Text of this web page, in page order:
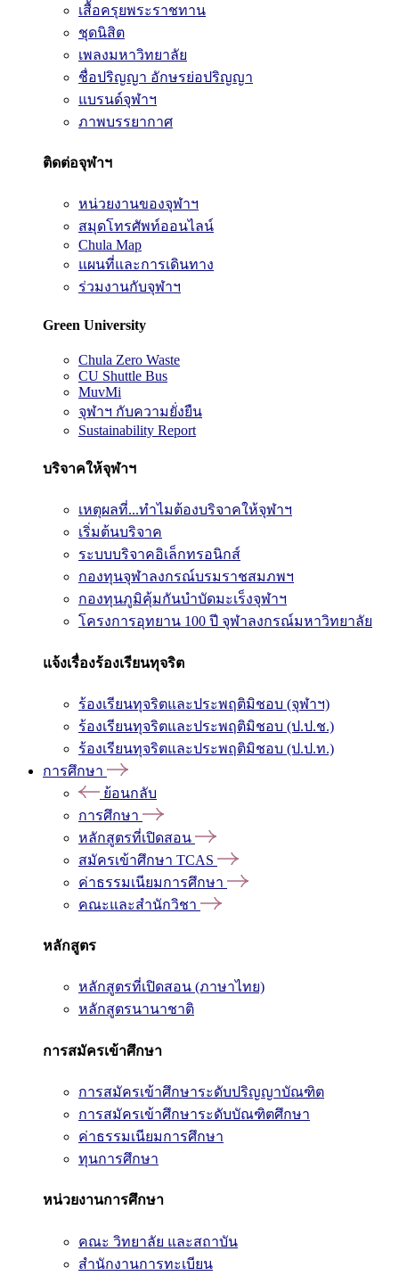
เสื้อครุยพระราชทาน
ชุดนิสิต
เพลงมหาวิทยาลัย
ชื่อปริญญา อักษรย่อปริญญา
แบรนด์จุฬาฯ
ภาพบรรยากาศ
ติดต่อจุฬาฯ
หน่วยงานของจุฬาฯ
สมุดโทรศัพท์ออนไลน์
Chula Map
แผนที่และการเดินทาง
ร่วมงานกับจุฬาฯ
Green University
Chula Zero Waste
CU Shuttle Bus
MuvMi
จุฬาฯ กับความยั่งยืน
Sustainability Report
บริจาคให้จุฬาฯ
เหตุผลที่...ทำไมต้องบริจาคให้จุฬาฯ
เริ่มต้นบริจาค
ระบบบริจาคอิเล็กทรอนิกส์
กองทุนจุฬาลงกรณ์บรมราชสมภพฯ
กองทุนภูมิคุ้มกันบำบัดมะเร็งจุฬาฯ
โครงการอุทยาน 100 ปี จุฬาลงกรณ์มหาวิทยาลัย
แจ้งเรื่องร้องเรียนทุจริต
ร้องเรียนทุจริตและประพฤติมิชอบ (จุฬาฯ)
ร้องเรียนทุจริตและประพฤติมิชอบ (ป.ป.ช.)
ร้องเรียนทุจริตและประพฤติมิชอบ (ป.ป.ท.)
การศึกษา
ย้อนกลับ
การศึกษา
หลักสูตรที่เปิดสอน
สมัครเข้าศึกษา TCAS
ค่าธรรมเนียมการศึกษา
คณะและสำนักวิชา
หลักสูตร
หลักสูตรที่เปิดสอน (ภาษาไทย)
หลักสูตรนานาชาติ
การสมัครเข้าศึกษา
การสมัครเข้าศึกษาระดับปริญญาบัณฑิต
การสมัครเข้าศึกษาระดับบัณฑิตศึกษา
ค่าธรรมเนียมการศึกษา
ทุนการศึกษา
หน่วยงานการศึกษา
คณะ วิทยาลัย และสถาบัน
สำนักงานการทะเบียน